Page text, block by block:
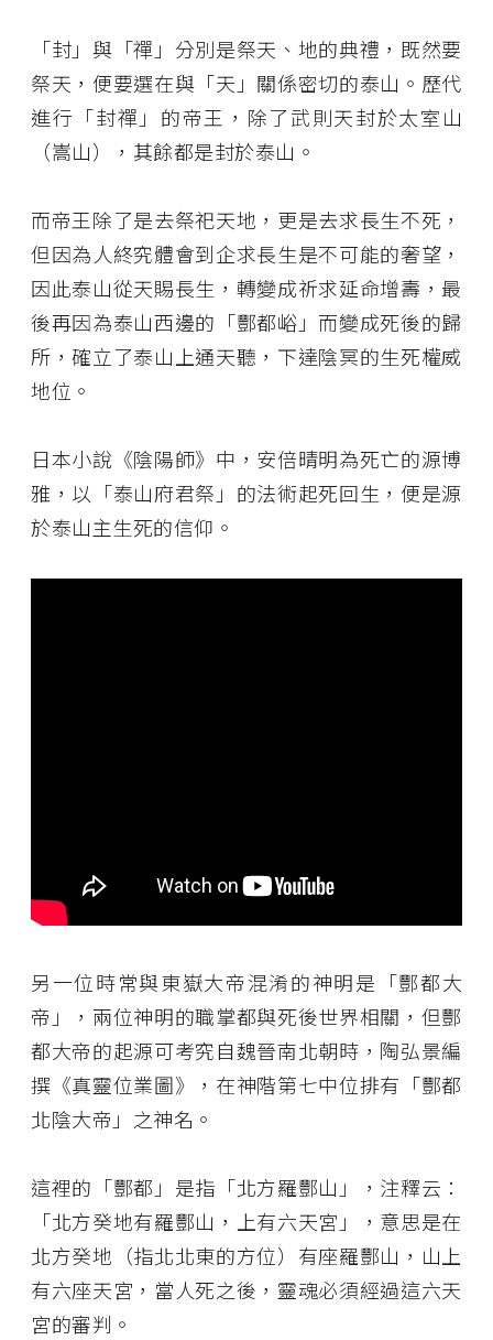
「封」與「禪」分別是祭天、地的典禮，既然要
祭天，便要選在與「天」關係密切的泰山。歷代
進行「封禪」的帝王，除了武則天封於太室山
（嵩山），其餘都是封於泰山。
而帝王除了是去祭祀天地，更是去求長生不死，
但因為人終究體會到企求長生是不可能的奢望，
因此泰山從天賜長生，轉變成祈求延命增壽，最
後再因為泰山西邊的「酆都峪」而變成死後的歸
所，確立了泰山上通天聽，下達陰冥的生死權威
地位。
日本小說《陰陽師》中，安倍晴明為死亡的源博
雅，以「泰山府君祭」的法術起死回生，便是源
於泰山主生死的信仰。
另一位時常與東嶽大帝混淆的神明是「酆都大
帝」，兩位神明的職掌都與死後世界相關，但酆
都大帝的起源可考究自魏晉南北朝時，陶弘景編
撰《真靈位業圖》，在神階第七中位排有「酆都
北陰大帝」之神名。
這裡的「酆都」是指「北方羅酆山」，注釋云：
「北方癸地有羅酆山，上有六天宮」，意思是在
北方癸地（指北北東的方位）有座羅酆山，山上
有六座天宮，當人死之後，靈魂必須經過這六天
宮的審判。